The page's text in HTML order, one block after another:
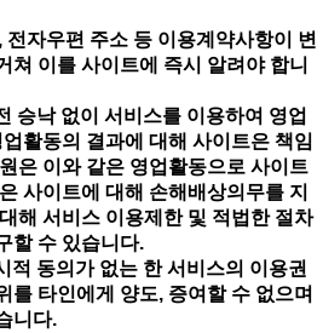
자우편 주소 등 이용계약사항이 변
쳐 이를 사이트에 즉시 알려야 합니
승낙 없이 서비스를 이용하여 영업
활동의 결과에 대해 사이트은 책임
은 이와 같은 영업활동으로 사이트
사이트에 대해 손해배상의무를 지
해 서비스 이용제한 및 적법한 절차
할 수 있습니다.
동의가 없는 한 서비스의 이용권
를 타인에게 양도, 증여할 수 없으며
니다.